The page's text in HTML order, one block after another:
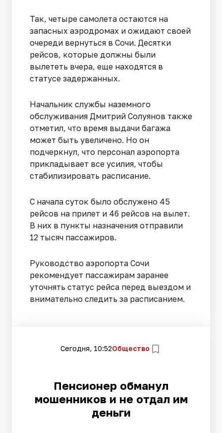
Так, четыре самолета остаются на
запасных аэродромах и ожидают своей
очереди вернуться в Сочи. Десятки
рейсов, которые должны были
вылететь вчера, еще находятся в
статусе задержанных.
Начальник службы наземного
обслуживания Дмитрий Солуянов также
отметил, что время выдачи багажа
может быть увеличено. Но он
подчеркнул, что персонал аэропорта
прикладывает все усилия, чтобы
стабилизировать расписание.
С начала суток было обслужено 45
рейсов на прилет и 46 рейсов на вылет.
В них в пункты назначения отправили
12 тысяч пассажиров.
Руководство аэропорта Сочи
рекомендует пассажирам заранее
уточнять статус рейса перед выездом и
внимательно следить за расписанием.
Сегодня, 10:52Общество
Пенсионер обманул
мошенников и не отдал им
деньги